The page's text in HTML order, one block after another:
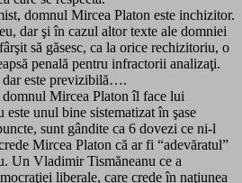
domnul Mircea Platon este inchizitor.
dar şi în cazul altor texte ale domniei
să găsesc, ca la orice rechizitoriu, o
penală pentru infractorii analizaţi.
dar este previzibilă….
Mircea Platon îl face lui
unul bine sistematizat în şase
sunt gândite ca 6 dovezi ce ni-l
Mircea Platon că ar fi “adevăratul”
Un Vladimir Tismăneanu ce a
liberale, care crede în naţiunea